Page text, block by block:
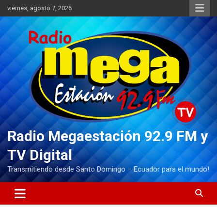
Saltar
al
contenido
viernes, agosto 7, 2026
Radio Megaestación 92.9 FM y
TV Digital
Transmitiendo desde Santo Domingo – Ecuador para el mundo!